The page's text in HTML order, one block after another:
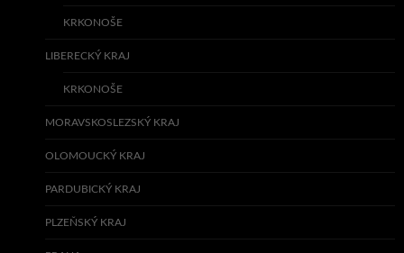
KRKONOŠE
LIBERECKÝ KRAJ
KRKONOŠE
MORAVSKOSLEZSKÝ KRAJ
OLOMOUCKÝ KRAJ
PARDUBICKÝ KRAJ
PLZEŇSKÝ KRAJ